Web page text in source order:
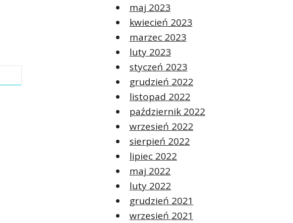
maj 2023
kwiecień 2023
marzec 2023
luty 2023
styczeń 2023
grudzień 2022
listopad 2022
październik 2022
wrzesień 2022
sierpień 2022
lipiec 2022
maj 2022
luty 2022
grudzień 2021
wrzesień 2021